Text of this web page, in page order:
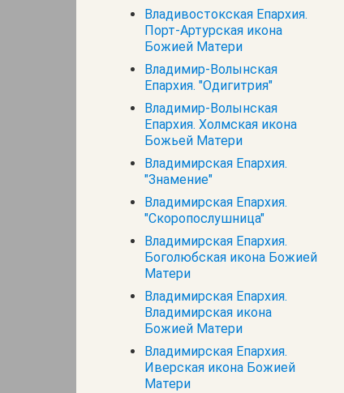
Владивостокская Епархия.
Порт-Артурская икона
Божией Матери
Владимир-Волынская
Епархия. "Одигитрия"
Владимир-Волынская
Епархия. Холмская икона
Божьей Матери
Владимирская Епархия.
"Знамение"
Владимирская Епархия.
"Скоропослушница"
Владимирская Епархия.
Боголюбская икона Божией
Матери
Владимирская Епархия.
Владимирская икона
Божией Матери
Владимирская Епархия.
Иверская икона Божией
Матери